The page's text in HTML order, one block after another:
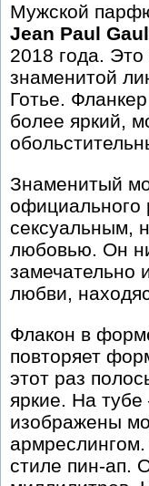
Мужской
Jean Paul
2018 года.
знаменитой
Готье.
более яркий,
Знаменитый
официального
сексуальным,
любовью. Он
замечательно
любви,
Флакон в
повторяет
этот раз
яркие. На
изображены
стиле пин-ап.